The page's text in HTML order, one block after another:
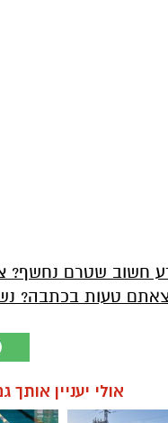
חשוב שטרם נחשף?
טעות בכתבה?
אולי יעניין אותך